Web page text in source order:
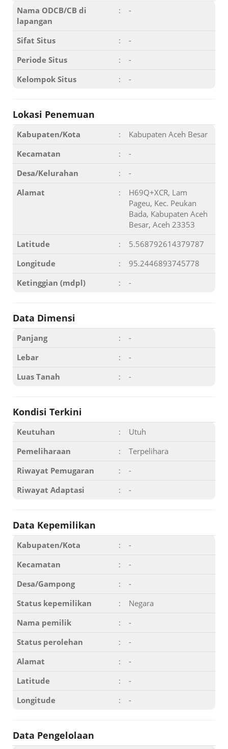
Nama ODCB/CB di
lapangan
: -
Sifat Situs :
-
Periode Situs
:
-
Kelompok Situs
: -
Lokasi Penemuan
Kabupaten/Kota :
Kabupaten Aceh Besar
Kecamatan
:
-
Desa/Kelurahan
:
-
Alamat
:
H69Q+XCR, Lam
Pageu, Kec. Peukan
Bada, Kabupaten Aceh
Besar, Aceh 23353
Latitude
:
5.568792614379787
Longitude
:
95.2446893745778
Ketinggian (mdpl)
: -
Data Dimensi
Panjang :
-
Lebar
:
-
Luas Tanah
: -
Kondisi Terkini
Keutuhan :
Utuh
Pemeliharaan
:
Terpelihara
Riwayat Pemugaran
:
-
Riwayat Adaptasi
: -
Data Kepemilikan
Kabupaten/Kota :
-
Kecamatan
:
-
Desa/Gampong
:
-
Status kepemilikan
:
Negara
Nama pemilik
:
-
Status perolehan
:
-
Alamat
:
-
Latitude
:
-
Longitude
: -
Data Pengelolaan